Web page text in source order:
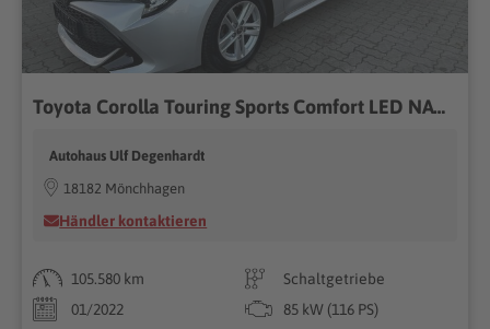
Toyota Corolla Touring Sports Comfort LED NAV KAMERA
Autohaus Ulf Degenhardt
18182 Mönchhagen
Händler kontaktieren
105.580 km
Schaltgetriebe
01/2022
85 kW (116 PS)